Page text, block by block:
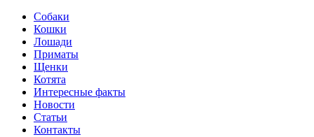
Собаки
Кошки
Лошади
Приматы
Щенки
Котята
Интересные факты
Новости
Статьи
Контакты